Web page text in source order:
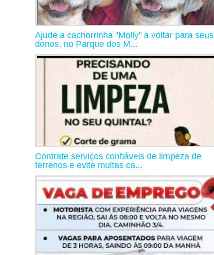
Ajude a cachorrinha "Molly" a voltar para seus
donos, no Parque dos M...
Contrate serviços confiáveis de limpeza de
terrenos e evite multas ca...